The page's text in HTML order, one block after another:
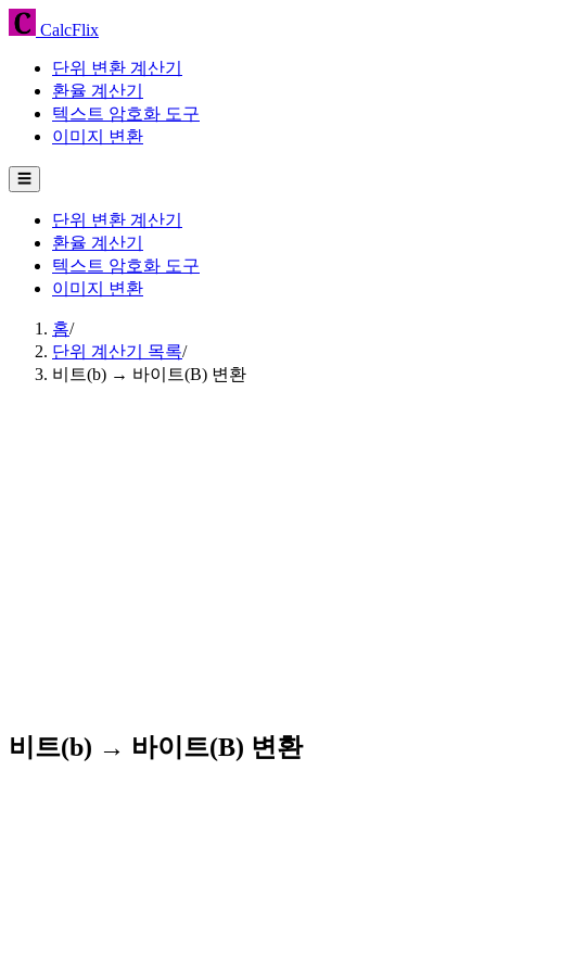
CalcFlix
단위 변환 계산기
환율 계산기
텍스트 암호화 도구
이미지 변환
☰
단위 변환 계산기
환율 계산기
텍스트 암호화 도구
이미지 변환
홈/
단위 계산기 목록/
비트(b) → 바이트(B) 변환
비트(b) → 바이트(B) 변환